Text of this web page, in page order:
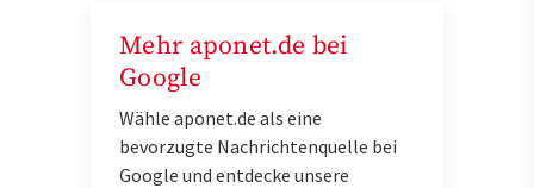
Mehr aponet.de bei
Google
Wähle aponet.de als eine
bevorzugte Nachrichtenquelle bei
Google und entdecke unsere